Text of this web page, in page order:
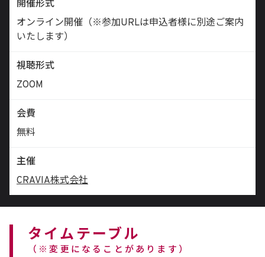
開催形式
オンライン開催（※参加URLは申込者様に別途ご案内
いたします）
視聴形式
ZOOM
会費
無料
主催
CRAVIA株式会社
タイムテーブル
（※変更になることがあります）